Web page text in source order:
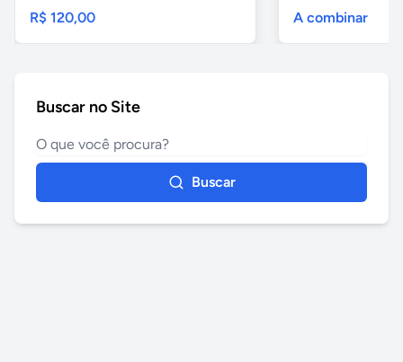
R$ 120,00 A combinar
Buscar no Site
Buscar